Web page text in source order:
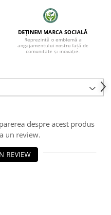
DEȚINEM MARCA SOCIALĂ
Reprezintă o emblemă a
angajamentului nostru față de
comunitate și inovație.
despre acest produs
un review.
REVIEW